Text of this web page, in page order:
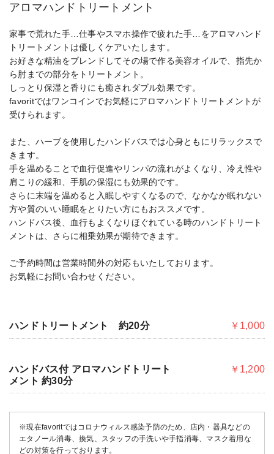
アロマハンドトリートメント
家事で荒れた手…仕事やスマホ操作で疲れた手…をアロマハンド
トリートメントは優しくケアいたします。
お好きな精油をブレンドしてその場で作る美容オイルで、指先か
ら肘までの部分をトリートメント。
しっとり保湿と香りにも癒されダブル効果です。
favoritではワンコインでお気軽にアロマハンドトリートメントが
受けられます。
また、ハーブを使用したハンドバスでは心身ともにリラックスで
きます。
手を温めることで血行促進やリンパの流れがよくなり、冷え性や
肩こりの緩和、手肌の保湿にも効果的です。
さらに末端を温めると入眠しやすくなるので、なかなか眠れない
方や質のいい睡眠をとりたい方にもおススメです。
ハンドバス後、血行もよくなりほぐれている時のハンドトリート
メントは、さらに相乗効果が期待できます。
ご予約時間は営業時間外の対応もいたしております。
お気軽にお問い合わせください。
ハンドトリートメント 約20分 ￥1,000
ハンドバス付 アロマハンドトリート
メント 約30分
￥1,200
※現在favoritではコロナウィルス感染予防のため、店内・器具などの
エタノール消毒、換気、スタッフの手洗いや手指消毒、マスク着用な
どの対策を行っております。